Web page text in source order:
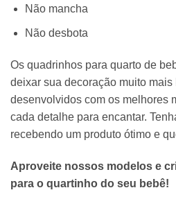
Não mancha
Não desbota
Os quadrinhos para quarto de
deixar sua decoração muito
desenvolvidos com os melhores
cada detalhe para encantar.
recebendo um produto ótimo e
Aproveite nossos modelos e
para o quartinho do seu bebê!